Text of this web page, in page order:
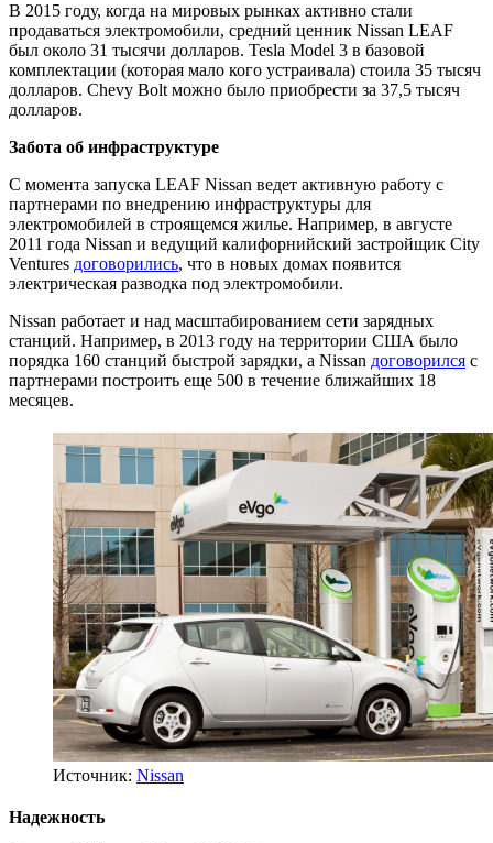
В 2015 году, когда на мировых рынках активно стали
продаваться электромобили, средний ценник Nissan LEAF
был около 31 тысячи долларов. Tesla Model 3 в базовой
комплектации (которая мало кого устраивала) стоила 35 тысяч
долларов. Chevy Bolt можно было приобрести за 37,5 тысяч
долларов.
Забота об инфраструктуре
С момента запуска LEAF Nissan ведет активную работу с
партнерами по внедрению инфраструктуры для
электромобилей в строящемся жилье. Например, в августе
2011 года Nissan и ведущий калифорнийский застройщик City
Ventures договорились, что в новых домах появится
электрическая разводка под электромобили.
Nissan работает и над масштабированием сети зарядных
станций. Например, в 2013 году на территории США было
порядка 160 станций быстрой зарядки, а Nissan договорился с
партнерами построить еще 500 в течение ближайших 18
месяцев.
Источник: Nissan
Надежность